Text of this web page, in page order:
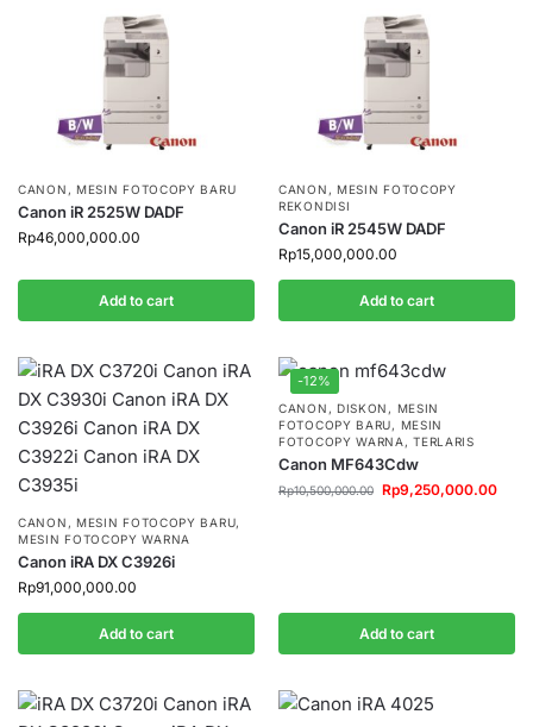
CANON , MESIN FOTOCOPY BARU
Canon iR 2525W DADF
Rp46,000,000.00
Add to cart
CANON , MESIN FOTOCOPY
REKONDISI
Canon iR 2545W DADF
Rp15,000,000.00
Add to cart
CANON , MESIN FOTOCOPY BARU,
MESIN FOTOCOPY WARNA
Canon iRA DX C3926i
Rp91,000,000.00
Add to cart
-12%
CANON , DISKON , MESIN
FOTOCOPY BARU, MESIN
FOTOCOPY WARNA ,TERLARIS
Canon MF643Cdw
Rp10,500,000.00 Rp9,250,000.00
Add to cart